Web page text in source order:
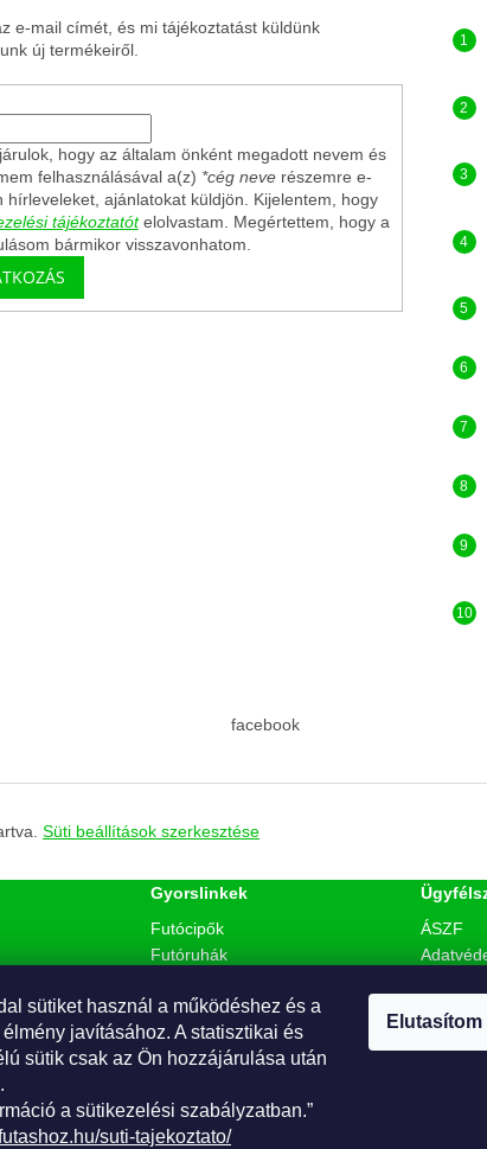
sütiket használ a működéshez és a
javításához. A statisztikai és
sütik csak az Ön hozzájárulása után
a sütikezelési szabályzatban.”
suti-tajekoztato/
Elutasítom
e-mail címét, és mi tájékoztatást küldünk
új termékeiről.
hogy az általam önként megadott nevem és
felhasználásával a(z) *cég neverészemre e-
hírleveleket, ajánlatokat küldjön. Kijelentem, hogy
tájékoztatót elolvastam. Megértettem, hogy a
bármikor visszavonhatom.
facebook
Süti beállítások szerkesztése
és
Gyorslinkek
Futócipők
Futóruhák
Akciók
Kapcsolat
Rólunk
ÁSZF